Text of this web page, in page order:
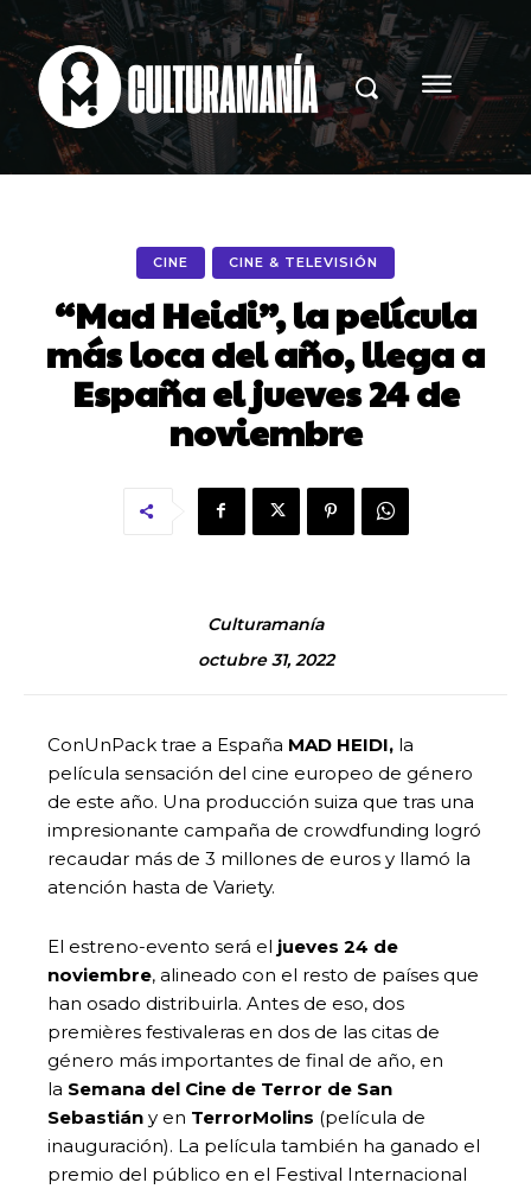
CINE CINE & TELEVISIÓN
“Mad Heidi”, la película
más loca del año, llega a
España el jueves 24 de
noviembre
Culturamanía
octubre 31, 2022
ConUnPack trae a España MAD HEIDI, la
película sensación del cine europeo de género
de este año. Una producción suiza que tras una
impresionante campaña de crowdfunding logró
recaudar más de 3 millones de euros y llamó la
atención hasta de Variety.
El estreno-evento será el jueves 24 de
noviembre, alineado con el resto de países que
han osado distribuirla. Antes de eso, dos
premières festivaleras en dos de las citas de
género más importantes de final de año, en
la Semana del Cine de Terror de San
Sebastián y en TerrorMolins (película de
inauguración). La película también ha ganado el
premio del público en el Festival Internacional